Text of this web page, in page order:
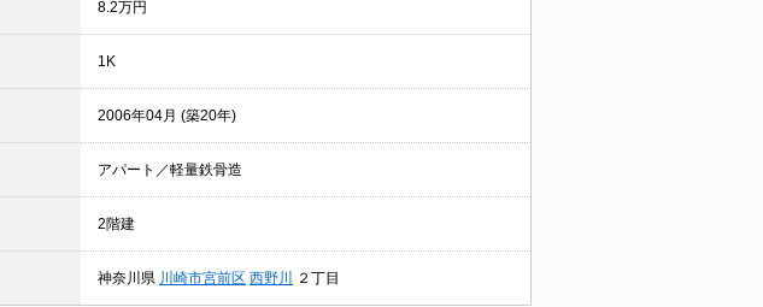
8.2万円
1K
2006年04月 (築20年)
アパート／軽量鉄骨造
2階建
神奈川県 川崎市宮前区 西野川 ２丁目